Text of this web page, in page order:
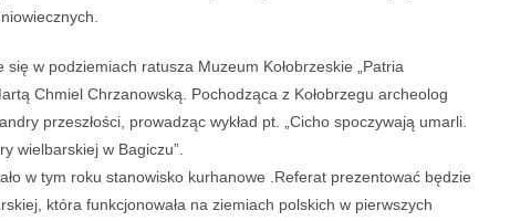
w podziemiach ratusza Muzeum Kołobrzeskie „Patria
Chmiel Chrzanowską. Pochodząca z Kołobrzegu archeolog
przeszłości, prowadząc wykład pt. „Cicho spoczywają umarli.
wielbarskiej w Bagiczu”.
w tym roku stanowisko kurhanowe .Referat prezentować będzie
która funkcjonowała na ziemiach polskich w pierwszych